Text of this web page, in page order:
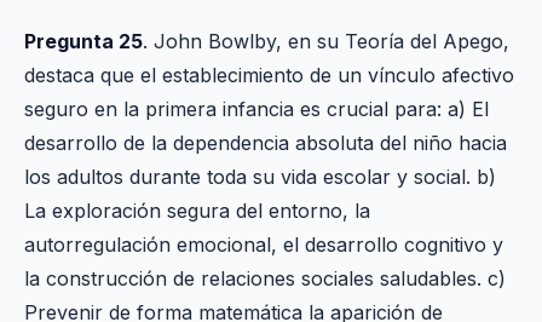
Pregunta 25. John Bowlby, en su Teoría del Apego,
destaca que el establecimiento de un vínculo afectivo
seguro en la primera infancia es crucial para: a) El
desarrollo de la dependencia absoluta del niño hacia
los adultos durante toda su vida escolar y social. b)
La exploración segura del entorno, la
autorregulación emocional, el desarrollo cognitivo y
la construcción de relaciones sociales saludables. c)
Prevenir de forma matemática la aparición de